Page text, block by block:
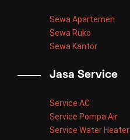
Sewa Apartemen
Sewa Ruko
Sewa Kantor
Jasa Service
Service AC
Service Pompa Air
Service Water Heater